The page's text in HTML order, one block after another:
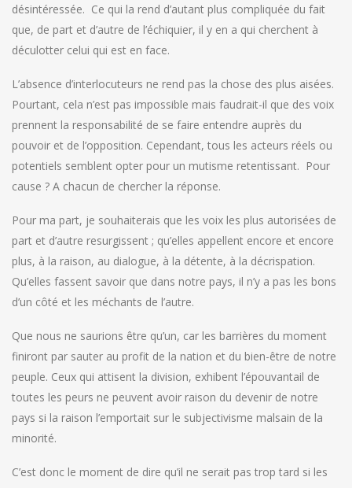
désintéressée. Ce qui la rend d’autant plus compliquée du fait
que, de part et d’autre de l’échiquier, il y en a qui cherchent à
déculotter celui qui est en face.
L’absence d’interlocuteurs ne rend pas la chose des plus aisées.
Pourtant, cela n’est pas impossible mais faudrait-il que des voix
prennent la responsabilité de se faire entendre auprès du
pouvoir et de l’opposition. Cependant, tous les acteurs réels ou
potentiels semblent opter pour un mutisme retentissant. Pour
cause ? A chacun de chercher la réponse.
Pour ma part, je souhaiterais que les voix les plus autorisées de
part et d’autre resurgissent ; qu’elles appellent encore et encore
plus, à la raison, au dialogue, à la détente, à la décrispation.
Qu’elles fassent savoir que dans notre pays, il n’y a pas les bons
d’un côté et les méchants de l’autre.
Que nous ne saurions être qu’un, car les barrières du moment
finiront par sauter au profit de la nation et du bien-être de notre
peuple. Ceux qui attisent la division, exhibent l’épouvantail de
toutes les peurs ne peuvent avoir raison du devenir de notre
pays si la raison l’emportait sur le subjectivisme malsain de la
minorité.
C’est donc le moment de dire qu’il ne serait pas trop tard si les